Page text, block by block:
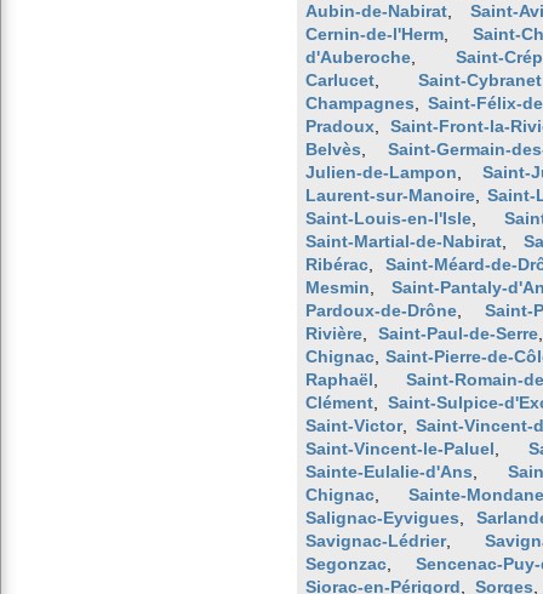
Aubin-de-Nabirat
Saint-
Cernin-de-l'Herm
Saint-
d'Auberoche
Saint-
Carlucet ,Saint-Cybranet
Champagnes
Saint-Félix-
Pradoux
Saint-Front-la-
Belvès
Saint-Germain-
Julien-de-Lampon ,Saint-
Laurent-sur-Manoire
Saint-
Saint-Louis-en-l'Isle
Saint-Martial-de-Nabirat
Ribérac
Saint-Méard-de-
Mesmin ,Saint-Pantaly-
Pardoux-de-Drône
Saint-
Rivière
Saint-Paul-de-Serre
Chignac Saint-Pierre-de-
Raphaël
Saint-Romain-
Clément
Saint-Sulpice-
Saint-Victor, Saint-Vincent-
Saint-Vincent-le-Paluel
Sainte-Eulalie-d'Ans
Chignac
Sainte-Mondane
Salignac-Eyvigues
Savignac-Lédrier,
Segonzac
Sencenac-
Siorac-en-Périgord ,Sorges